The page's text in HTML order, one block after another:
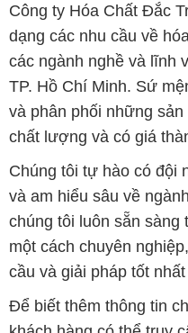
Công ty Hóa Chất Đắc
dạng các nhu cầu về
các ngành nghề và lĩnh
TP. Hồ Chí Minh. Sứ
và phân phối những
chất lượng và có giá
Chúng tôi tự hào có đội
và am hiểu sâu về
chúng tôi luôn sẵn
một cách chuyên
cầu và giải pháp tốt
Để biết thêm thông tin